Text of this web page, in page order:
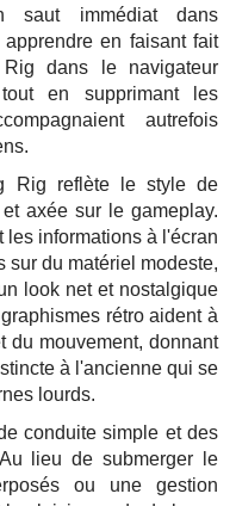
saut immédiat dans
en faisant fait
dans le navigateur
en supprimant les
autrefois
Rig reflète le style de
axée sur le gameplay.
les informations à l'écran
sur du matériel modeste,
look net et nostalgique
rétro aident à
du mouvement, donnant
à l'ancienne qui se
lourds.
conduite simple et des
lieu de submerger le
ou une gestion